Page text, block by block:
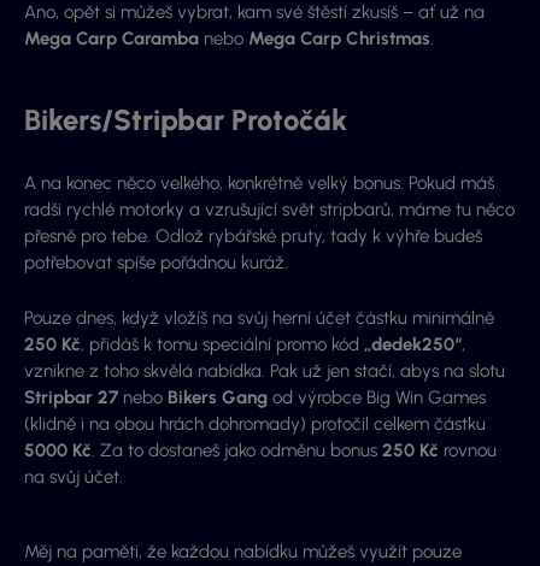
Ano, opět si můžeš vybrat, kam své štěstí zkusíš – ať už na
Mega Carp Caramba nebo Mega Carp Christmas.
Bikers/Stripbar Protočák
A na konec něco velkého, konkrétně velký bonus. Pokud máš
radši rychlé motorky a vzrušující svět stripbarů, máme tu něco
přesně pro tebe. Odlož rybářské pruty, tady k výhře budeš
potřebovat spíše pořádnou kuráž.
Pouze dnes, když vložíš na svůj herní účet částku minimálně
250 Kč, přidáš k tomu speciální promo kód „dedek250“,
vznikne z toho skvělá nabídka. Pak už jen stačí, abys na slotu
Stripbar 27 nebo Bikers Gang od výrobce Big Win Games
(klidně i na obou hrách dohromady) protočil celkem částku
5000 Kč. Za to dostaneš jako odměnu bonus 250 Kč rovnou
na svůj účet.
Měj na paměti, že každou nabídku můžeš využít pouze